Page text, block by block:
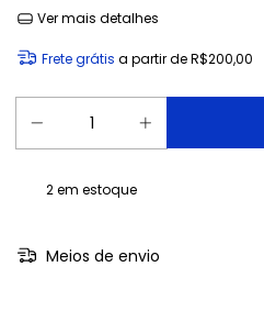
Ver mais detalhes
Frete grátis a partir deR$200,00
2em estoque
Meios de envio